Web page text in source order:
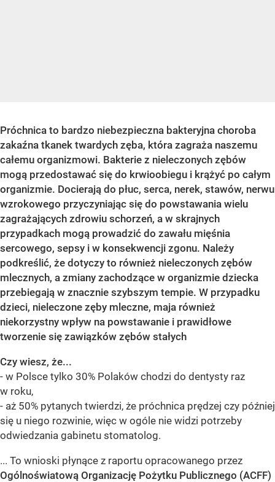
Próchnica to bardzo niebezpieczna bakteryjna choroba
zakaźna tkanek twardych zęba, która zagraża naszemu
całemu organizmowi. Bakterie z nieleczonych zębów
mogą przedostawać się do krwioobiegu i krążyć po całym
organizmie. Docierają do płuc, serca, nerek, stawów, nerwu
wzrokowego przyczyniając się do powstawania wielu
zagrażających zdrowiu schorzeń, a w skrajnych
przypadkach mogą prowadzić do zawału mięśnia
sercowego, sepsy i w konsekwencji zgonu. Należy
podkreślić, że dotyczy to również nieleczonych zębów
mlecznych, a zmiany zachodzące w organizmie dziecka
przebiegają w znacznie szybszym tempie. W przypadku
dzieci, nieleczone zęby mleczne, maja również
niekorzystny wpływ na powstawanie i prawidłowe
tworzenie się zawiązków zębów stałych
Czy wiesz, że...
- w Polsce tylko 30% Polaków chodzi do dentysty raz
w roku,
- aż 50% pytanych twierdzi, że próchnica prędzej czy później
się u niego rozwinie, więc w ogóle nie widzi potrzeby
odwiedzania gabinetu stomatolog.
... To wnioski płynące z raportu opracowanego przez
Ogólnoświatową Organizację Pożytku Publicznego (ACFF)